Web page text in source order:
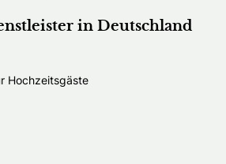
in Deutschland
Hochzeitsgäste